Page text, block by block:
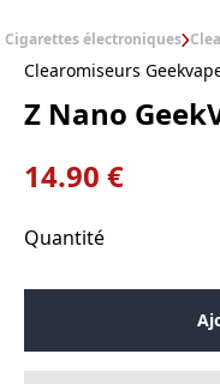
Cigarettes électroniques
Clearomiseurs
Z Nano
14.90 €
Quantité